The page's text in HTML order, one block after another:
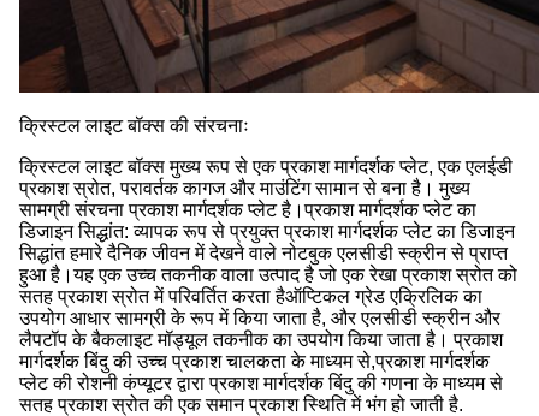
क्रिस्टल लाइट बॉक्स की संरचनाः
क्रिस्टल लाइट बॉक्स मुख्य रूप से एक प्रकाश मार्गदर्शक प्लेट, एक एलईडी
प्रकाश स्रोत, परावर्तक कागज और माउंटिंग सामान से बना है। मुख्य
सामग्री संरचना प्रकाश मार्गदर्शक प्लेट है।प्रकाश मार्गदर्शक प्लेट का
डिजाइन सिद्धांत: व्यापक रूप से प्रयुक्त प्रकाश मार्गदर्शक प्लेट का डिजाइन
सिद्धांत हमारे दैनिक जीवन में देखने वाले नोटबुक एलसीडी स्क्रीन से प्राप्त
हुआ है।यह एक उच्च तकनीक वाला उत्पाद है जो एक रेखा प्रकाश स्रोत को
सतह प्रकाश स्रोत में परिवर्तित करता हैऑप्टिकल ग्रेड एक्रिलिक का
उपयोग आधार सामग्री के रूप में किया जाता है, और एलसीडी स्क्रीन और
लैपटॉप के बैकलाइट मॉड्यूल तकनीक का उपयोग किया जाता है। प्रकाश
मार्गदर्शक बिंदु की उच्च प्रकाश चालकता के माध्यम से,प्रकाश मार्गदर्शक
प्लेट की रोशनी कंप्यूटर द्वारा प्रकाश मार्गदर्शक बिंदु की गणना के माध्यम से
सतह प्रकाश स्रोत की एक समान प्रकाश स्थिति में भंग हो जाती है.